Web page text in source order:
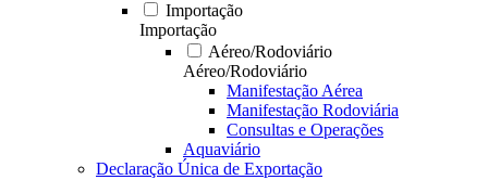
Importação
Importação
Aéreo/Rodoviário
Aéreo/Rodoviário
Manifestação Aérea
Manifestação Rodoviária
Consultas e Operações
Aquaviário
Declaração Única de Exportação